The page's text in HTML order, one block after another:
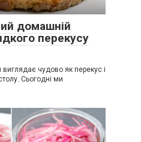
домашній
перекусу
чудово як перекус і
Сьогодні ми